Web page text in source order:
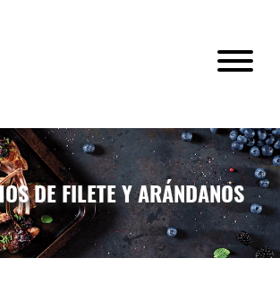
DE FILETE Y ARÁNDANOS